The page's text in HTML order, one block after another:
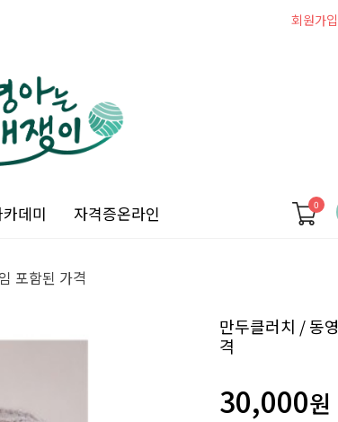
회원가입
데미 자격증온라인 0
포함된 가격
만두클러치 / 동
격
30,000원